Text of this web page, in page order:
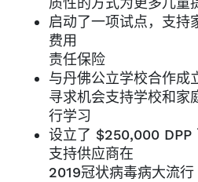
启动了一项试点，支持
费用
责任保险
与丹佛公立学校合作成
寻求机会支持学校和家
行学习
设立了 $250,000 DPP
支持供应商在
2019冠状病毒病大流行